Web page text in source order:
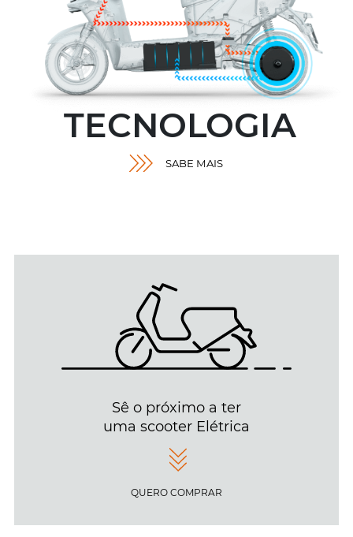
TECNOLOGIA
SABE MAIS
Sê o próximo a ter
uma scooter Elétrica
QUERO COMPRAR